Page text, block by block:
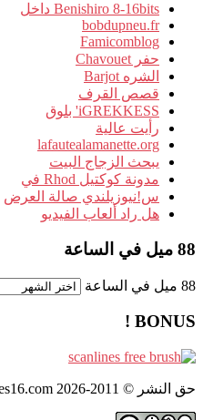
Benishiro 8-16bits داخل
bobdupneu.fr
Famicomblog
حفر Chavouet
الشره Barjot
قصص القرف
iGREKKESS' بلوق
رأيت عالية
lafautealamanette.org
يبحث الزجاج البيت
مدونة كوكتيل Rhod في
س!نيوزيلندي صالة العرض
هل راد ألعاب الفيديو
88 ميل في الساعة
88 ميل في الساعة
BONUS !
حق النشر © 2011-2026 Scanlines16.com - جميع الحقوق محفوظة